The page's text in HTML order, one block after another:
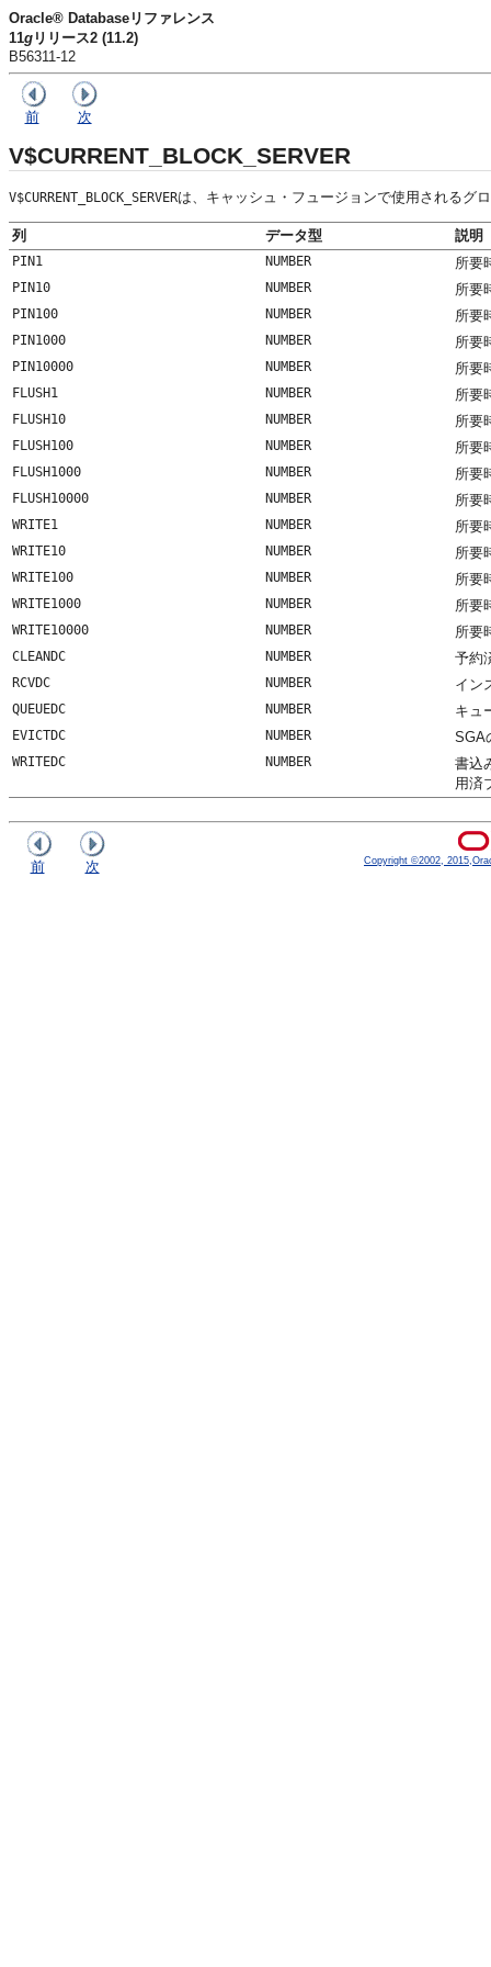
Oracle® Databaseリファレンス
11g リリース2 (11.2)
B56311-12
前 次
V$CURRENT_BLOCK_SERVER
V$CURRENT_BLOCK_SERVERは、キャッシュ・フュージョンで使用されるグ
列 データ型 説明
PIN1 NUMBER 所要
PIN10 NUMBER 所要
PIN100 NUMBER 所要
PIN1000 NUMBER 所要
PIN10000 NUMBER 所要
FLUSH1 NUMBER 所要
FLUSH10 NUMBER 所要
FLUSH100 NUMBER 所要
FLUSH1000 NUMBER 所要
FLUSH10000 NUMBER 所要
WRITE1 NUMBER 所要
WRITE10 NUMBER 所要
WRITE100 NUMBER 所要
WRITE1000 NUMBER 所要
WRITE10000 NUMBER 所要
CLEANDC NUMBER 予約
RCVDC NUMBER イン
QUEUEDC NUMBER キュ
EVICTDC NUMBER SGA
WRITEDC NUMBER
書込
用済
前 次 Copyright ©2002,